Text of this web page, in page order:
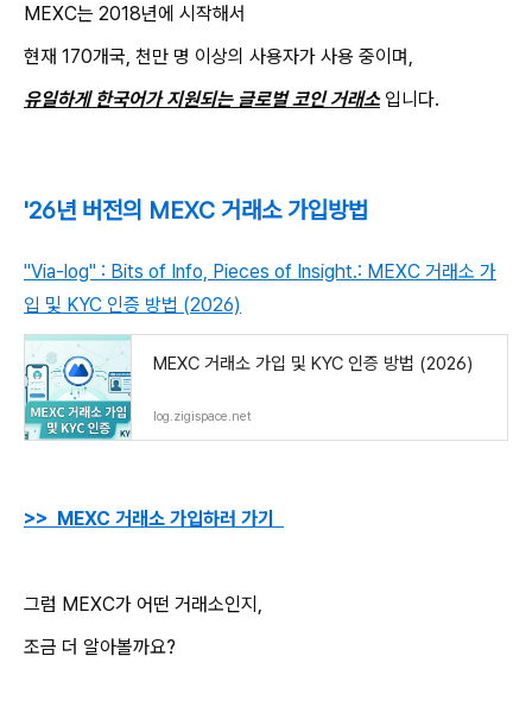
MEXC는 2018년에 시작해서
현재 170개국, 천만 명 이상의 사용자가 사용 중이며,
유일하게 한국어가 지원되는 글로벌 코인 거래소입니다.
'26년 버전의 MEXC 거래소 가입방법
"Via-log" : Bits of Info, Pieces of Insight.: MEXC 거래소 가
입 및 KYC 인증 방법 (2026)
MEXC 거래소 가입 및 KYC 인증 방법 (2026)
log.zigispace.net
>> MEXC 거래소 가입하러 가기
그럼 MEXC가 어떤 거래소인지,
조금 더 알아볼까요?